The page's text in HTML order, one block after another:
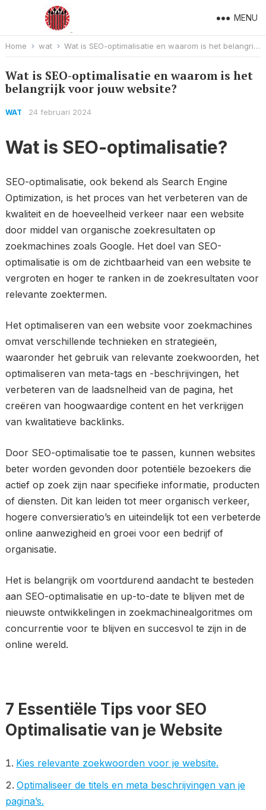
MENU
Home wat Wat is SEO-optimalisatie en waarom is het belangrijk voor jouw website?
Wat is SEO-optimalisatie en waarom is het
belangrijk voor jouw website?
WAT 24 februari 2024
Wat is SEO-optimalisatie?
SEO-optimalisatie, ook bekend als Search Engine
Optimization, is het proces van het verbeteren van de
kwaliteit en de hoeveelheid verkeer naar een website
door middel van organische zoekresultaten op
zoekmachines zoals Google. Het doel van SEO-
optimalisatie is om de zichtbaarheid van een website te
vergroten en hoger te ranken in de zoekresultaten voor
relevante zoektermen.
Het optimaliseren van een website voor zoekmachines
omvat verschillende technieken en strategieën,
waaronder het gebruik van relevante zoekwoorden, het
optimaliseren van meta-tags en -beschrijvingen, het
verbeteren van de laadsnelheid van de pagina, het
creëren van hoogwaardige content en het verkrijgen
van kwalitatieve backlinks.
Door SEO-optimalisatie toe te passen, kunnen websites
beter worden gevonden door potentiële bezoekers die
actief op zoek zijn naar specifieke informatie, producten
of diensten. Dit kan leiden tot meer organisch verkeer,
hogere conversieratio’s en uiteindelijk tot een verbeterde
online aanwezigheid en groei voor een bedrijf of
organisatie.
Het is belangrijk om voortdurend aandacht te besteden
aan SEO-optimalisatie en up-to-date te blijven met de
nieuwste ontwikkelingen in zoekmachinealgoritmes om
concurrentie voor te blijven en succesvol te zijn in de
online wereld.
7 Essentiële Tips voor SEO
Optimalisatie van je Website
Kies relevante zoekwoorden voor je website.
Optimaliseer de titels en meta beschrijvingen van je
pagina’s.